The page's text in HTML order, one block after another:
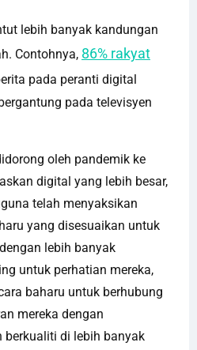
lebih banyak kandungan
​​Contohnya, 86% rakyat
pada peranti digital
pada televisyen
oleh pandemik ke
digital yang lebih besar,
telah menyaksikan
yang disesuaikan untuk
lebih banyak
untuk perhatian mereka,
baharu untuk berhubung
mereka dengan
berkualiti di lebih banyak